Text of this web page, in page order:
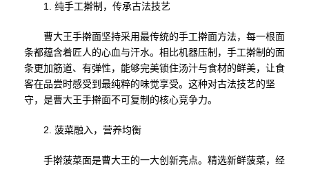
1. 纯手工擀制，传承古法技艺
曹大王手擀面坚持采用最传统的手工擀面方法，每一根面
条都蕴含着匠人的心血与汗水。相比机器压制，手工擀制的面
条更加筋道、有弹性，能够完美锁住汤汁与食材的鲜美，让食
客在品尝时感受到最纯粹的味觉享受。这种对古法技艺的坚
守，是曹大王手擀面不可复制的核心竞争力。
2. 菠菜融入，营养均衡
手擀菠菜面是曹大王的一大创新亮点。精选新鲜菠菜，经